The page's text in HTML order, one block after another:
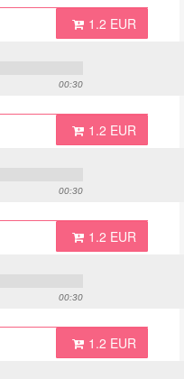
1.2 EUR
00:30
1.2 EUR
00:30
1.2 EUR
00:30
1.2 EUR